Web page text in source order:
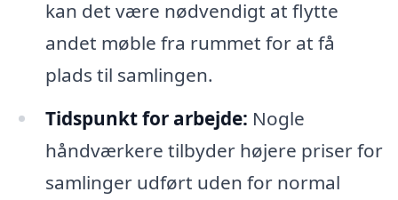
kan det være nødvendigt at flytte
andet møble fra rummet for at få
plads til samlingen.
Tidspunkt for arbejde: Nogle
håndværkere tilbyder højere priser for
samlinger udført uden for normal